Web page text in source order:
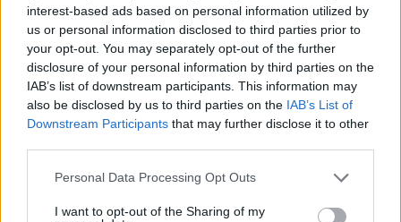
interest-based ads based on personal information utilized by
us or personal information disclosed to third parties prior to
your opt-out. You may separately opt-out of the further
disclosure of your personal information by third parties on the
IAB’s list of downstream participants. This information may
also be disclosed by us to third parties on the IAB’s List of
Downstream Participants that may further disclose it to other
Please note that this website/app uses one or more Google
not limited to your visit or usage behaviour. You may click to
Personal Data Processing Opt Outs
I want to opt-out of the Sharing of my